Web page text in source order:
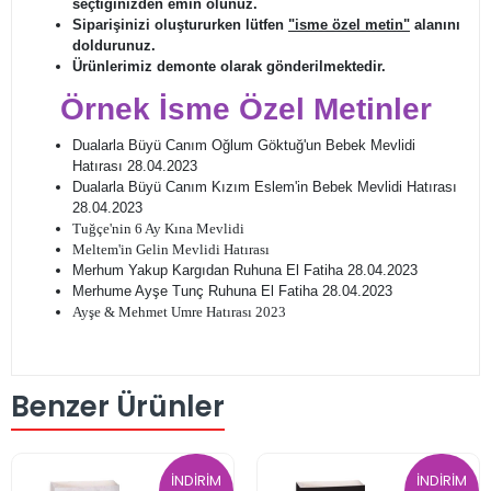
seçtiğinizden emin olunuz.
Siparişinizi oluştururken lütfen "isme özel metin" alanını
doldurunuz.
Ürünlerimiz demonte olarak gönderilmektedir.
Örnek İsme Özel Metinler
Dualarla Büyü Canım Oğlum Göktuğ'un Bebek Mevlidi
Hatırası 28.04.2023
Dualarla Büyü Canım Kızım Eslem'in Bebek Mevlidi Hatırası
28.04.2023
Tuğçe'nin 6 Ay Kına Mevlidi
Meltem'in Gelin Mevlidi Hatırası
Merhum Yakup Kargıdan Ruhuna El Fatiha 28.04.2023
Merhume Ayşe Tunç Ruhuna El Fatiha 28.04.2023
Ayşe & Mehmet Umre Hatırası 2023
Benzer Ürünler
İNDİRİM
İNDİRİM